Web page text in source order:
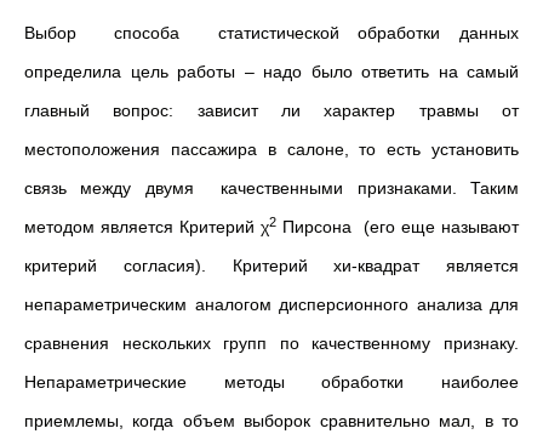
Выбор способа статистической обработки данных
определила цель работы – надо было ответить на самый
главный вопрос: зависит ли характер травмы от
местоположения пассажира в салоне, то есть установить
связь между двумя качественными признаками. Таким
методом является Критерий χ2 Пирсона (его еще называют
критерий согласия). Критерий хи-квадрат является
непараметрическим аналогом дисперсионного анализа для
сравнения нескольких групп по качественному признаку.
Непараметрические методы обработки наиболее
приемлемы, когда объем выборок сравнительно мал, в то